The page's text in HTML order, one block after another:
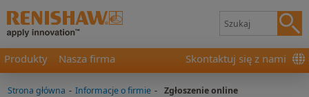
Produkty Nasza firma Skontaktuj się z nami
Strona główna - Informacje o firmie - Zgłoszenie online